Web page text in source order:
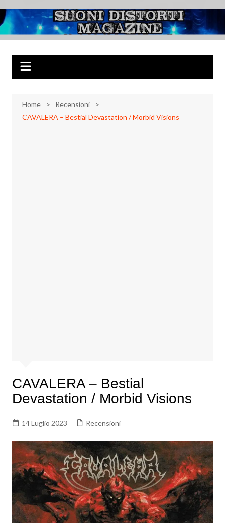
al
contenuto
Suoni Distorti
Magazine
Musica Rock, Metal, Punk e varie sonorità alternative
Home
Recensioni
CAVALERA – Bestial Devastation / Morbid Visions
CAVALERA – Bestial
Devastation / Morbid Visions
14 Luglio 2023 Recensioni